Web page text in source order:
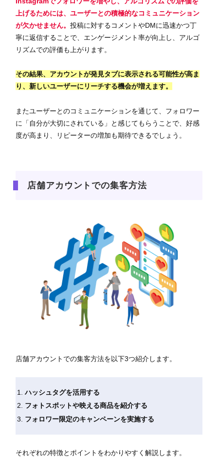
上げるためには、ユーザーとの積極的なコミュニケーション
が欠かせません。 投稿に対するコメントやDMに迅速かつ丁
寧に返信することで、エンゲージメント率が向上し、アルゴ
リズムでの評価も上がります。
その結果、アカウントが発見タブに表示される可能性が高ま
り、新しいユーザーにリーチする機会が増えます。
またユーザーとのコミュニケーションを通じて、フォロワー
に「自分が大切にされている」と感じてもらうことで、好感
度が高まり、リピーターの増加も期待できるでしょう。
店舗アカウントでの集客方法
店舗アカウントでの集客方法を以下3つ紹介します。
ハッシュタグを活用する
フォトスポットや映える商品を紹介する
フォロワー限定のキャンペーンを実施する
それぞれの特徴とポイントをわかりやすく解説します。